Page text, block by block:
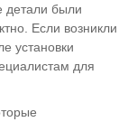
детали были
Если возникли
установки
для